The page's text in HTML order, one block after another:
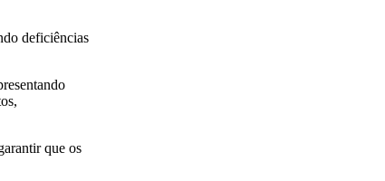
deficiências
que os